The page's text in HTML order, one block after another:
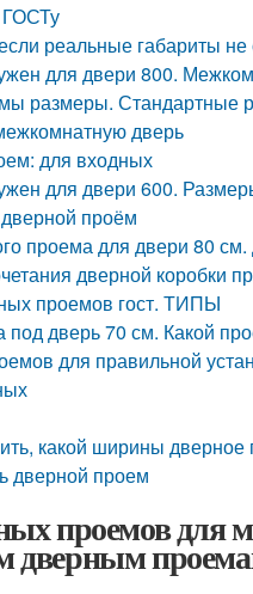
реальные габариты не
для двери 800.
размеры. Стандартные
дверь
для входных
для двери 600.
проём
проема для двери 80
дверной коробки
проемов гост. ТИПЫ
под дверь 70 см. Какой
для правильной
какой ширины дверное
дверной проем
проемов для
дверным